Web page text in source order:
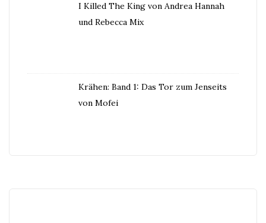
I Killed The King von Andrea Hannah
und Rebecca Mix
Krähen: Band 1: Das Tor zum Jenseits
von Mofei